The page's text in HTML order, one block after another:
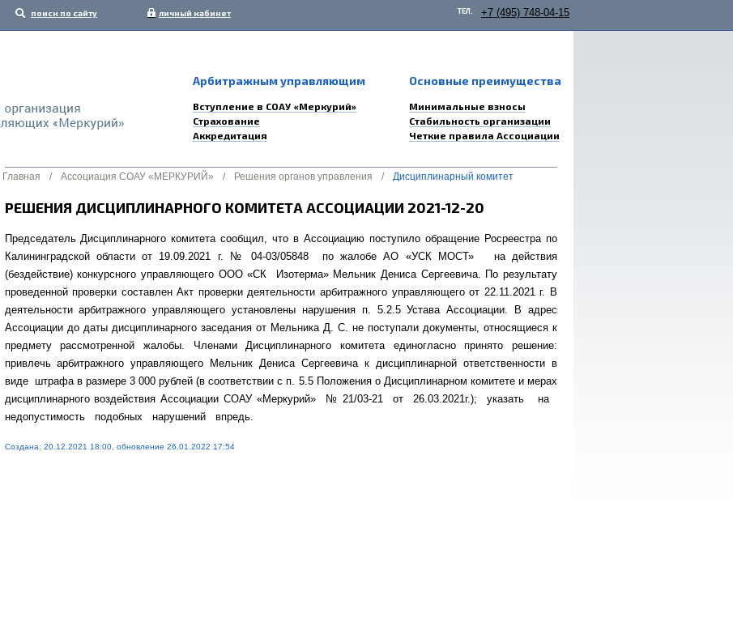
поиск по сайту личный кабинет ТЕЛ. +7 (495) 748-04-15
Арбитражным управляющим
Вступление в СОАУ «Меркурий»
Страхование
Аккредитация
Основные преимущества
Минимальные взносы
Стабильность организации
Четкие правила Ассоциации
Главная / Ассоциация СОАУ «МЕРКУРИЙ» / Решения органов управления / Дисциплинарный комитет
РЕШЕНИЯ ДИСЦИПЛИНАРНОГО КОМИТЕТА АССОЦИАЦИИ 2021-12-20
Председатель Дисциплинарного комитета сообщил, что в Ассоциацию поступило обращение Росреестра по
Калининградской области от 19.09.2021 г. № 04-03/05848 по жалобе АО «УСК МОСТ» на действия
(бездействие) конкурсного управляющего ООО «СК Изотерма» Мельник Дениса Сергеевича. По результату
проведенной проверки составлен Акт проверки деятельности арбитражного управляющего от 22.11.2021 г. В
деятельности арбитражного управляющего установлены нарушения п. 5.2.5 Устава Ассоциации. В адрес
Ассоциации до даты дисциплинарного заседания от Мельника Д. С. не поступали документы, относящиеся к
предмету рассмотренной жалобы. Членами Дисциплинарного комитета единогласно принято решение:
привлечь арбитражного управляющего Мельник Дениса Сергеевича к дисциплинарной ответственности в
виде штрафа в размере 3 000 рублей (в соответствии с п. 5.5 Положения о Дисциплинарном комитете и мерах
дисциплинарного воздействия Ассоциации СОАУ «Меркурий» № 21/03-21 от 26.03.2021г.); указать на
недопустимость подобных нарушений впредь.
Создана: 20.12.2021 18:00, обновление 26.01.2022 17:54